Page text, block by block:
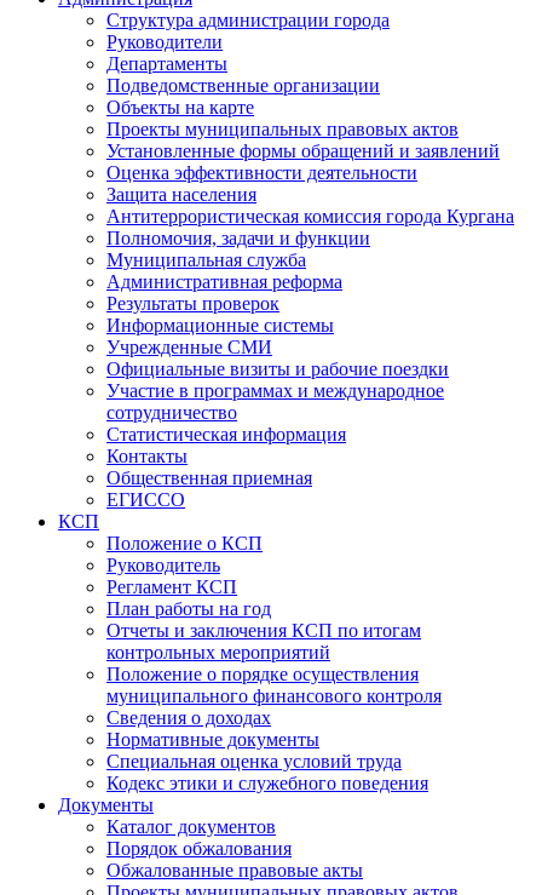
Структура администрации города
Руководители
Департаменты
Подведомственные организации
Объекты на карте
Проекты муниципальных правовых актов
Установленные формы обращений и заявлений
Оценка эффективности деятельности
Защита населения
Антитеррористическая комиссия города Кургана
Полномочия, задачи и функции
Муниципальная служба
Административная реформа
Результаты проверок
Информационные системы
Учрежденные СМИ
Официальные визиты и рабочие поездки
Участие в программах и международное
сотрудничество
Статистическая информация
Контакты
Общественная приемная
ЕГИССО
КСП
Положение о КСП
Руководитель
Регламент КСП
План работы на год
Отчеты и заключения КСП по итогам
контрольных мероприятий
Положение о порядке осуществления
муниципального финансового контроля
Сведения о доходах
Нормативные документы
Специальная оценка условий труда
Кодекс этики и служебного поведения
Документы
Каталог документов
Порядок обжалования
Обжалованные правовые акты